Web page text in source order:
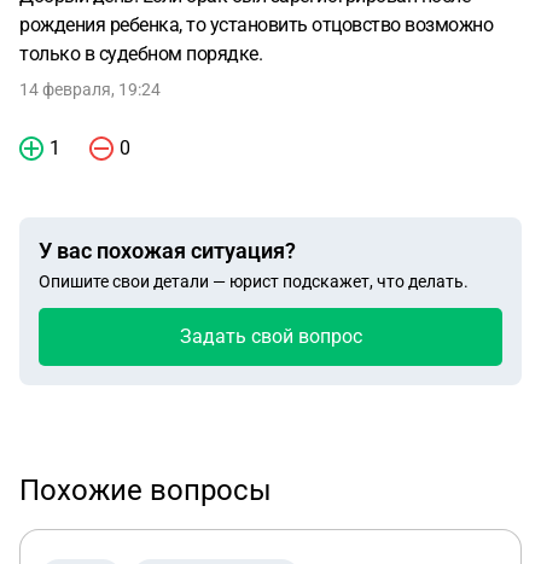
рождения ребенка, то установить отцовство возможно
только в судебном порядке.
14 февраля, 19:24
1 0
У вас похожая ситуация?
Опишите свои детали — юрист подскажет, что делать.
Задать свой вопрос
Похожие вопросы